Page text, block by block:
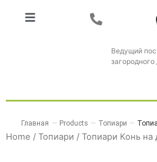
Ведущий
Главная — Products — Топиари —
Home / Топиари / Топиари Конь на